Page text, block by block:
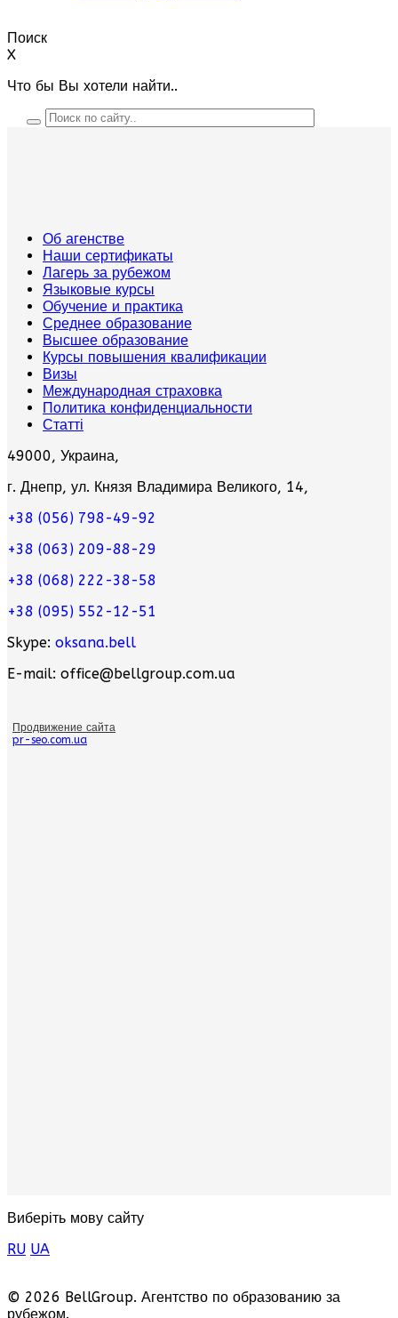
Поиск
X
Что бы Вы хотели найти..
Об агенстве
Наши сертификаты
Лагерь за рубежом
Языковые курсы
Обучение и практика
Среднее образование
Высшее образование
Курсы повышения квалификации
Визы
Международная страховка
Политика конфиденциальности
Статті
49000, Украина,
г. Днепр, ул. Князя Владимира Великого, 14,
+38 (056) 798-49-92
+38 (063) 209-88-29
+38 (068) 222-38-58
+38 (095) 552-12-51
Skype: oksana.bell
E-mail: office@bellgroup.com.ua
Продвижение сайта
pr-seo.com.ua
Виберіть мову сайту
RU UA
© 2026 BellGroup. Агентство по образованию за
рубежом.